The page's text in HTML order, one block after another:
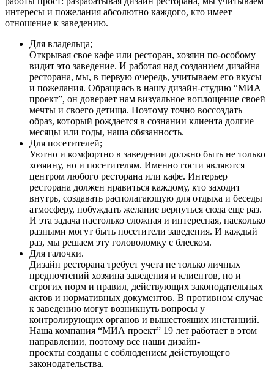
интересы и пожелания абсолютно каждого, кто имеет
отношение к заведению.
Для владельца;
Открывая свое кафе или ресторан, хозяин по-особому
видит это заведение. И работая над созданием дизайна
ресторана, мы, в первую очередь, учитываем его вкусы
и пожелания. Обращаясь в нашу дизайн-студию “МИА
проект”, он доверяет нам визуальное воплощение своей
мечты и своего детища. Поэтому точно воссоздать
образ, который рождается в сознании клиента долгие
месяцы или годы, наша обязанность.
Для посетителей;
Уютно и комфортно в заведении должно быть не только
хозяину, но и посетителям. Именно гости являются
центром любого ресторана или кафе. Интерьер
ресторана должен нравиться каждому, кто заходит
внутрь, создавать располагающую для отдыха и беседы
атмосферу, побуждать желание вернуться сюда еще раз.
И эта задача настолько сложная и интересная, насколько
разными могут быть посетители заведения. И каждый
раз, мы решаем эту головоломку с блеском.
Для галочки.
Дизайн ресторана требует учета не только личных
предпочтений хозяина заведения и клиентов, но и
строгих норм и правил, действующих законодательных
актов и нормативных документов. В противном случае
к заведению могут возникнуть вопросы у
контролирующих органов и вышестоящих инстанций.
Наша компания “МИА проект” 19 лет работает в этом
направлении, поэтому все наши дизайн-
проекты созданы с соблюдением действующего
законодательства.